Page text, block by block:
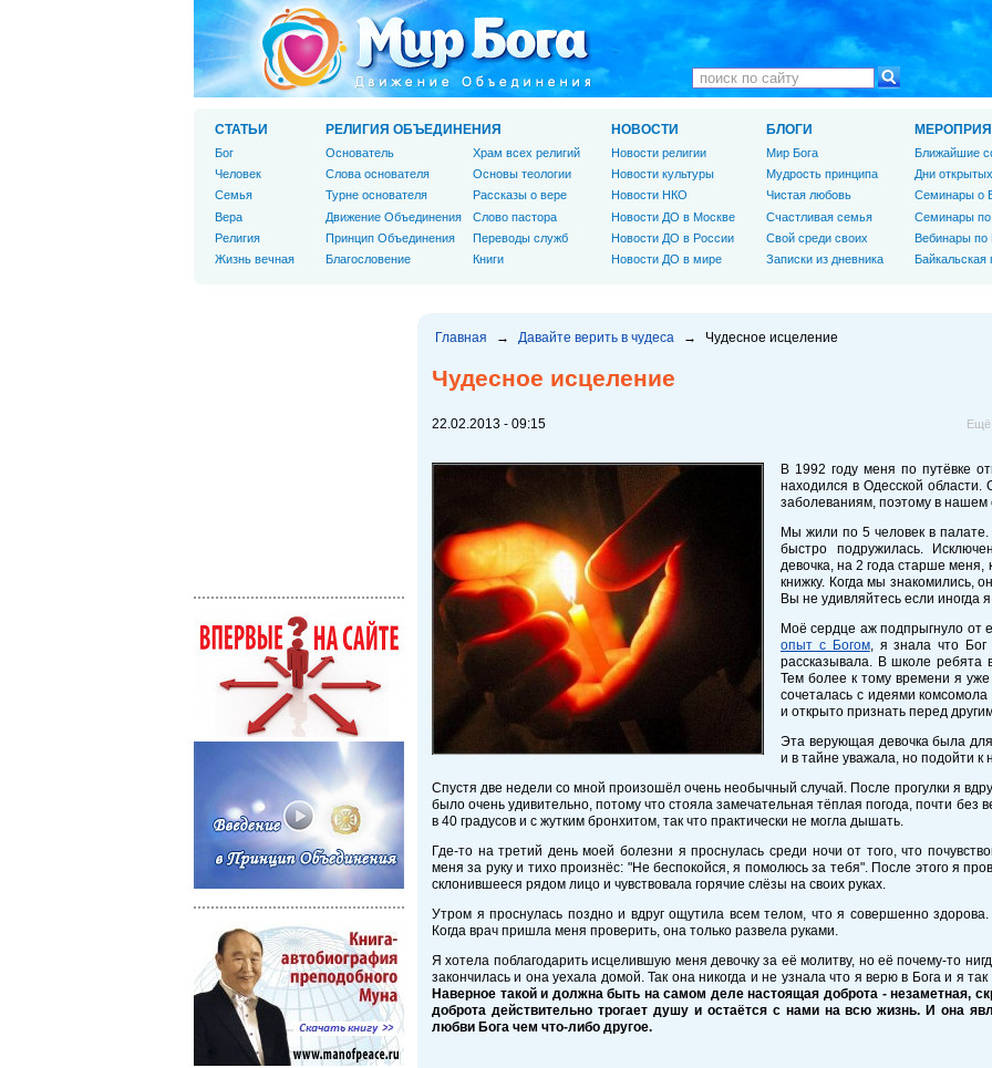
Главная → Давайте верить в чудеса → Чудесное исцеление
Чудесное исцеление
22.02.2013 - 09:15 Ещё
В 1992 году меня по путёвке
находился в Одесской
заболеваниям, поэтому в нашем
Мы жили по 5 человек в
быстро подружилась.
девочка, на 2 года старше меня,
книжку. Когда мы знакомились,
Вы не удивляйтесь если иногда
Моё сердце аж подпрыгнуло от
опыт с Богом, я знала что Бог
рассказывала. В школе ребята
Тем более к тому времени я
сочеталась с идеями
и открыто признать перед
Эта верующая девочка была
и в тайне уважала, но подойти к
Спустя две недели со мной произошёл очень необычный случай. После прогулки я
было очень удивительно, потому что стояла замечательная тёплая погода, почти без
в 40 градусов и с жутким бронхитом, так что практически не могла дышать.
Где-то на третий день моей болезни я проснулась среди ночи от того, что
меня за руку и тихо произнёс: "Не беспокойся, я помолюсь за тебя". После этого я
склонившееся рядом лицо и чувствовала горячие слёзы на своих руках.
Утром я проснулась поздно и вдруг ощутила всем телом, что я совершенно
Когда врач пришла меня проверить, она только развела руками.
Я хотела поблагодарить исцелившую меня девочку за её молитву, но её почему-то
закончилась и она уехала домой. Так она никогда и не узнала что я верю в Бога и я
Наверное такой и должна быть на самом деле настоящая доброта - незаметная,
доброта действительно трогает душу и остаётся с нами на всю жизнь. И она
любви Бога чем что-либо другое.
СТАТЬИ
Бог
Человек
Cемья
Вера
Религия
Жизнь вечная
РЕЛИГИЯ ОБЪЕДИНЕНИЯ
Основатель
Слова основателя
Турне основателя
Движение Объединения
Принцип Объединения
Благословение
Храм всех религий
Основы теологии
Рассказы о вере
Слово пастора
Переводы служб
Книги
НОВОСТИ
Новости религии
Новости культуры
Новости НКО
Новости ДО в Москве
Новости ДО в России
Новости ДО в мире
БЛОГИ
Мир Бога
Мудрость принципа
Чистая любовь
Счастливая семья
Свой среди своих
Записки из дневника
Ближайшие
Дни
Семинары о
Семинары
Вебинары по
Байкальская